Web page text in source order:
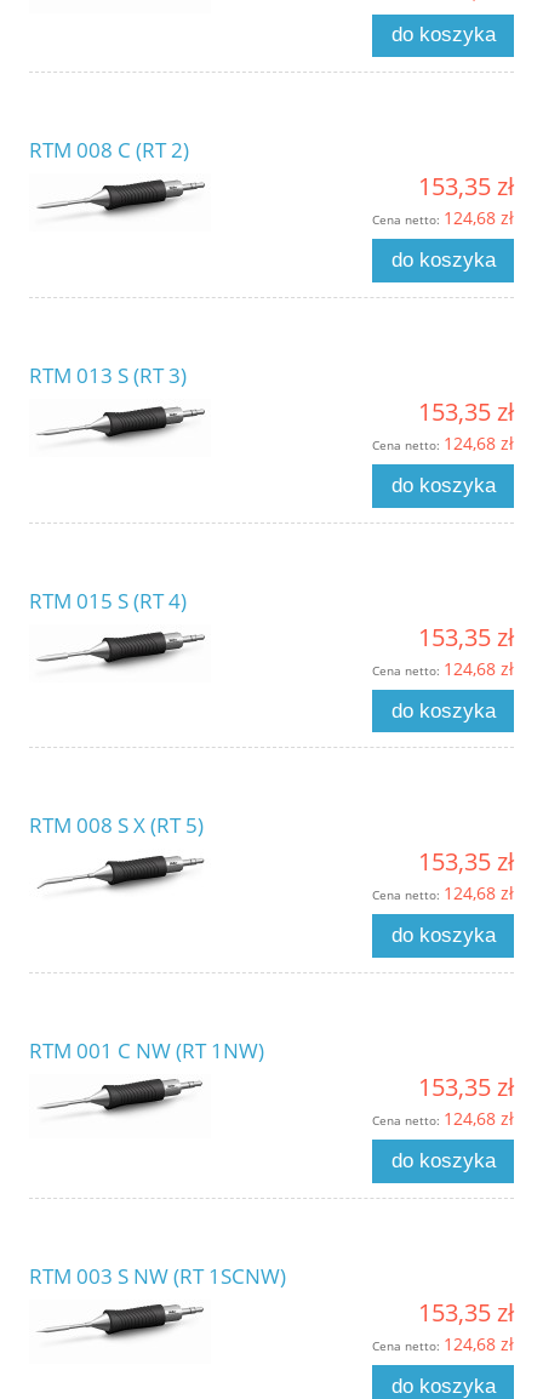
do koszyka
RTM 008 C (RT 2)
153,35 zł
Cena netto: 124,68 zł
do koszyka
RTM 013 S (RT 3)
153,35 zł
Cena netto: 124,68 zł
do koszyka
RTM 015 S (RT 4)
153,35 zł
Cena netto: 124,68 zł
do koszyka
RTM 008 S X (RT 5)
153,35 zł
Cena netto: 124,68 zł
do koszyka
RTM 001 C NW (RT 1NW)
153,35 zł
Cena netto: 124,68 zł
do koszyka
RTM 003 S NW (RT 1SCNW)
153,35 zł
Cena netto: 124,68 zł
do koszyka